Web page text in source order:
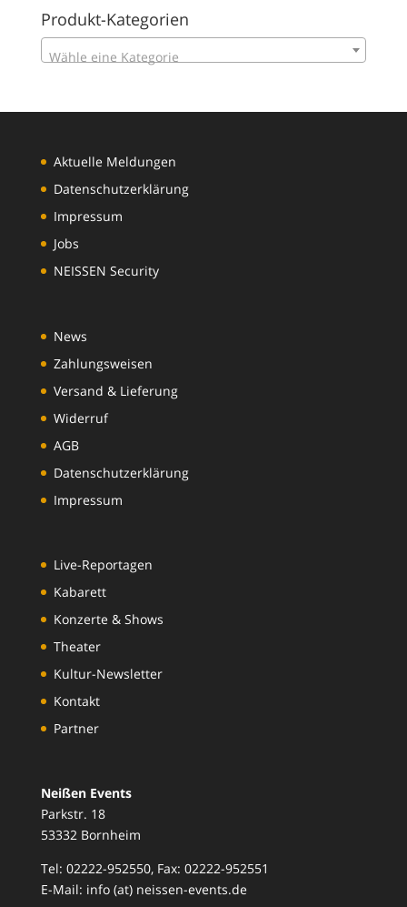
Produkt-Kategorien
Wähle eine Kategorie
Aktuelle Meldungen
Datenschutzerklärung
Impressum
Jobs
NEISSEN Security
News
Zahlungsweisen
Versand & Lieferung
Widerruf
AGB
Datenschutzerklärung
Impressum
Live-Reportagen
Kabarett
Konzerte & Shows
Theater
Kultur-Newsletter
Kontakt
Partner
Neißen Events
Parkstr. 18
53332 Bornheim
Tel: 02222-952550, Fax: 02222-952551
E-Mail: info (at) neissen-events.de